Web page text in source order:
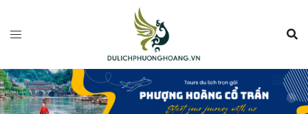
đến
dung